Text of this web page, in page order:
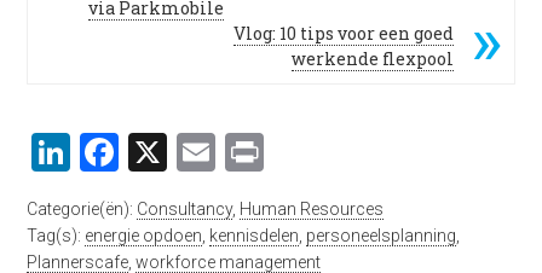
via Parkmobile
Vlog: 10 tips voor een goed
werkende flexpool
LinkedIn
Facebook
X Email
Categorie(ën): Consultancy, Human Resources
Tag(s): energie opdoen kennisdelen personeelsplanning
Plannerscafe ,workforce management